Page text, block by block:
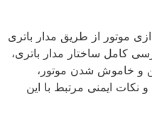
موتور از طریق مدار باتری
کامل ساختار مدار باتری،
و خاموش شدن موتور،
نکات ایمنی مرتبط با این